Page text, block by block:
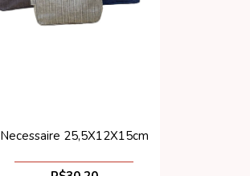
Necessaire 25,5X12X15cm